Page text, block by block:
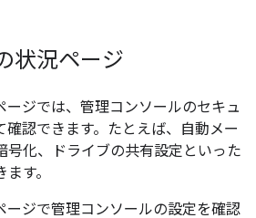
状況ページ
ージでは、管理コンソールのセキュ
確認できます。たとえば、自動メー
号化、ドライブの共有設定といった
す。
ージで管理コンソールの設定を確認